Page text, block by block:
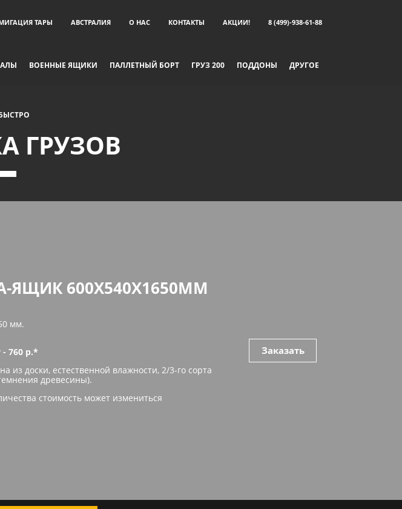
ТАРЫ АВСТРАЛИЯ О НАС КОНТАКТЫ АКЦИИ! 8 (499)-938-61-88
ВОЕННЫЕ ЯЩИКИ ПАЛЛЕТНЫЙ БОРТ ГРУЗ 200 ПОДДОНЫ ДРУГОЕ
ГРУЗОВ
ЯЩИК 600Х540Х1650ММ
мм.
760 р.*
из доски, естественной влажности, 2/3-го сорта
древесины).
стоимость может измениться
Заказать